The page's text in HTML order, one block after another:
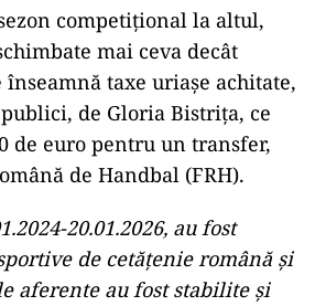
competițional la altul,
mai ceva decât
înseamnă taxe uriașe achitate,
de Gloria Bistrița, ce
de euro pentru un transfer,
de Handbal (FRH).
20.01.2026, au fost
de cetățenie română și
aferente au fost stabilite și